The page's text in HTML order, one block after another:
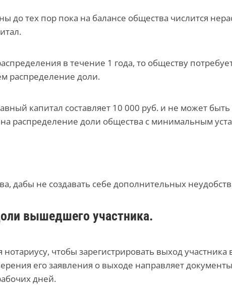
тех пор пока на балансе общества числится
в течение 1 года, то обществу
распределение доли.
капитал составляет 10 000 руб. и не может
распределение доли общества с минимальным
дабы не создавать себе дополнительных
вышедшего участника.
чтобы зарегистрировать выход
его заявления о выходе направляет
дней.